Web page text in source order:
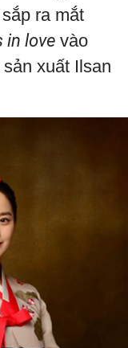
ra mắt
in love vào
xuất Ilsan